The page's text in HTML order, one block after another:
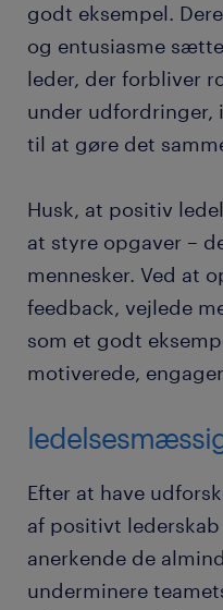
godt eksempel.
og entusiasme
leder, der forbliver
under udfordringer,
til at gøre det
Husk, at positiv
at styre opgaver –
mennesker. Ved at
feedback, vejlede
som et godt
motiverede,
Efter at have
af positivt
anerkende de
underminere